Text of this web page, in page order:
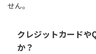
せん。
クレジットカードや
か？